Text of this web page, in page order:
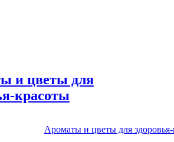
и цветы для
красоты
Ароматы и цветы для